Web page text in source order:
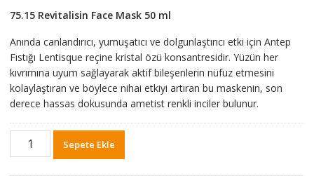
75.15 Revitalisin Face Mask 50 ml
Anında canlandırıcı, yumuşatıcı ve dolgunlaştırıcı etki için Antep
Fıstığı Lentisque reçine kristal özü konsantresidir. Yüzün her
kıvrımına uyum sağlayarak aktif bileşenlerin nüfuz etmesini
kolaylaştıran ve böylece nihai etkiyi artıran bu maskenin, son
derece hassas dokusunda ametist renkli inciler bulunur.
75.15
Sepete Ekle